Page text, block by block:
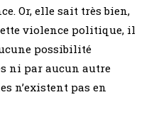
Or, elle sait très bien,
violence politique, il
possibilité
ni par aucun autre
n’existent pas en